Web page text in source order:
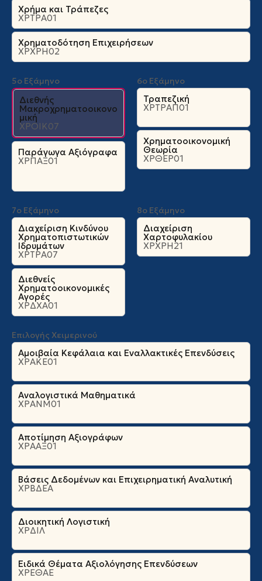
Χρήμα και Τράπεζες
ΧΡΤΡΑ01
Χρηματοδότηση Επιχειρήσεων
ΧΡΧΡΗ02
5ο Εξάμηνο
Διεθνής
Μακροχρηματοοικονο
μική
ΧΡΟΙΚ07
Παράγωγα Αξιόγραφα
ΧΡΠΑΞ01
6ο Εξάμηνο
Τραπεζική
ΧΡΤΡΑΠ01
Χρηματοοικονομική
Θεωρία
ΧΡΘΕΡ01
7ο Εξάμηνο
Διαχείριση Κινδύνου
Χρηματοπιστωτικών
Ιδρυμάτων
ΧΡΤΡΑ07
Διεθνείς
Χρηματοοικονομικές
Αγορές
ΧΡΔΧΑ01
8ο Εξάμηνο
Διαχείριση
Χαρτοφυλακίου
ΧΡΧΡΗ21
Επιλογής Χειμερινού
Αμοιβαία Κεφάλαια και Εναλλακτικές Επενδύσεις
ΧΡΑΚΕ01
Αναλογιστικά Μαθηματικά
ΧΡΑΝΜ01
Αποτίμηση Αξιογράφων
ΧΡΑΑΞ01
Βάσεις Δεδομένων και Επιχειρηματική Αναλυτική
ΧΡΒΔΕΑ
Διοικητική Λογιστική
ΧΡΔΙΛ
Ειδικά Θέματα Αξιολόγησης Επενδύσεων
ΧΡΕΘΑΕ